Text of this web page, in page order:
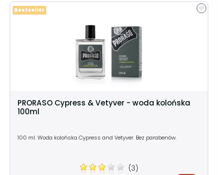
PRORASO Cypress & Vetyver - woda kolońska
100ml
100 ml. Woda kolońska Cypress and Vetyver. Bez parabenów.
(3)
Bestseller